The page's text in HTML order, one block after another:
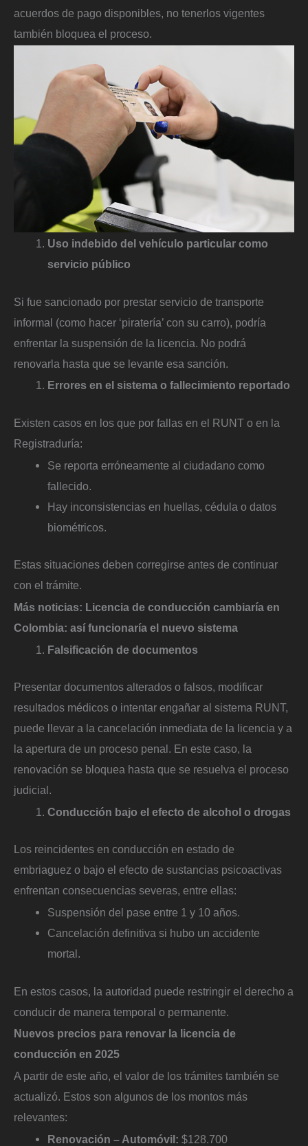
acuerdos de pago disponibles, no tenerlos vigentes
también bloquea el proceso.
Uso indebido del vehículo particular como
servicio público
Si fue sancionado por prestar servicio de transporte
informal (como hacer ‘piratería’ con su carro), podría
enfrentar la suspensión de la licencia. No podrá
renovarla hasta que se levante esa sanción.
Errores en el sistema o fallecimiento reportado
Existen casos en los que por fallas en el RUNT o en la
Registraduría:
Se reporta erróneamente al ciudadano como
fallecido.
Hay inconsistencias en huellas, cédula o datos
biométricos.
Estas situaciones deben corregirse antes de continuar
con el trámite.
Más noticias: Licencia de conducción cambiaría en
Colombia: así funcionaría el nuevo sistema
Falsificación de documentos
Presentar documentos alterados o falsos, modificar
resultados médicos o intentar engañar al sistema RUNT,
puede llevar a la cancelación inmediata de la licencia y a
la apertura de un proceso penal. En este caso, la
renovación se bloquea hasta que se resuelva el proceso
judicial.
Conducción bajo el efecto de alcohol o drogas
Los reincidentes en conducción en estado de
embriaguez o bajo el efecto de sustancias psicoactivas
enfrentan consecuencias severas, entre ellas:
Suspensión del pase entre 1 y 10 años.
Cancelación definitiva si hubo un accidente
mortal.
En estos casos, la autoridad puede restringir el derecho a
conducir de manera temporal o permanente.
Nuevos precios para renovar la licencia de
conducción en 2025
A partir de este año, el valor de los trámites también se
actualizó. Estos son algunos de los montos más
relevantes:
Renovación – Automóvil: $128.700